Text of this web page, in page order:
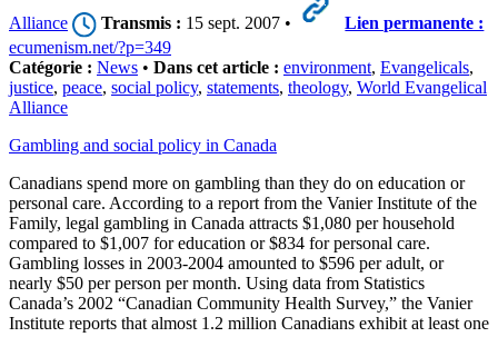
Alliance Transmis : 15 sept. 2007 •
Lien permanente :
ecumenism.net/?p=349
Catégorie : News • Dans cet article : environment, Evangelicals,
justice, peace, social policy, statements, theology, World Evangelical
Alliance
Gambling and social policy in Canada
Canadians spend more on gambling than they do on education or
personal care. According to a report from the Vanier Institute of the
Family, legal gambling in Canada attracts $1,080 per household
compared to $1,007 for education or $834 for personal care.
Gambling losses in 2003-2004 amounted to $596 per adult, or
nearly $50 per person per month. Using data from Statistics
Canada’s 2002 “Canadian Community Health Survey,” the Vanier
Institute reports that almost 1.2 million Canadians exhibit at least one